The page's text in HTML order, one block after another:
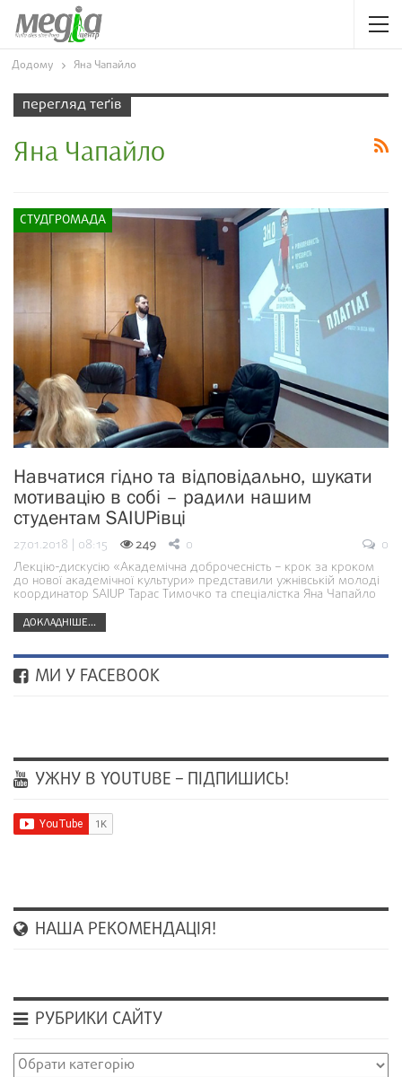
Додому Яна Чапайло
перегляд теґів
Яна Чапайло
СТУДГРОМАДА
Навчатися гідно та відповідально, шукати
мотивацію в собі – радили нашим
студентам SAIUPівці
27.01.2018 | 08:15 249 0
0
Лекцію-дискусію «Академічна доброчесність – крок за кроком
до нової академічної культури» представили ужнівській молоді
координатор SAIUP Тарас Тимочко та спеціалістка Яна Чапайло
ДОКЛАДНІШЕ...
МИ У FACEBOOK
УЖНУ В YOUTUBE – ПІДПИШИСЬ!
НАША РЕКОМЕНДАЦІЯ!
РУБРИКИ САЙТУ
Рубрики